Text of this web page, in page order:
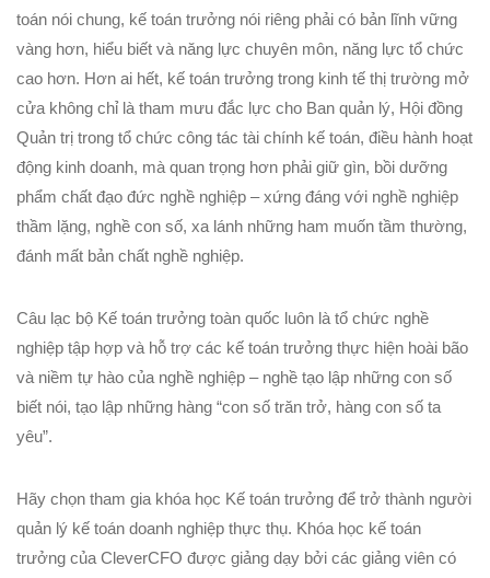
toán nói chung, kế toán trưởng nói riêng phải có bản lĩnh vững
vàng hơn, hiểu biết và năng lực chuyên môn, năng lực tổ chức
cao hơn. Hơn ai hết, kế toán trưởng trong kinh tế thị trường mở
cửa không chỉ là tham mưu đắc lực cho Ban quản lý, Hội đồng
Quản trị trong tổ chức công tác tài chính kế toán, điều hành hoạt
động kinh doanh, mà quan trọng hơn phải giữ gìn, bồi dưỡng
phẩm chất đạo đức nghề nghiệp – xứng đáng với nghề nghiệp
thầm lặng, nghề con số, xa lánh những ham muốn tầm thường,
đánh mất bản chất nghề nghiệp.
Câu lạc bộ Kế toán trưởng toàn quốc luôn là tổ chức nghề
nghiệp tập hợp và hỗ trợ các kế toán trưởng thực hiện hoài bão
và niềm tự hào của nghề nghiệp – nghề tạo lập những con số
biết nói, tạo lập những hàng “con số trăn trở, hàng con số ta
yêu”.
Hãy chọn tham gia khóa học Kế toán trưởng để trở thành người
quản lý kế toán doanh nghiệp thực thụ. Khóa học kế toán
trưởng của CleverCFO được giảng dạy bởi các giảng viên có